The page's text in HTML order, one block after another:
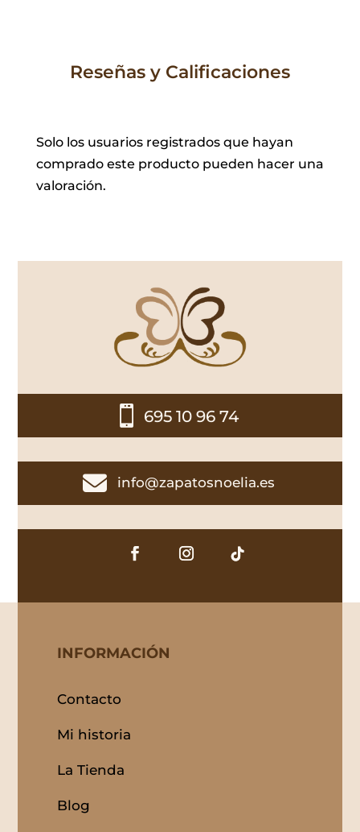
Reseñas y Calificaciones
Solo los usuarios registrados que hayan
comprado este producto pueden hacer una
valoración.
 695 10 96 74
 info@zapatosnoelia.es
INFORMACIÓN
Contacto
Mi historia
La Tienda
Blog